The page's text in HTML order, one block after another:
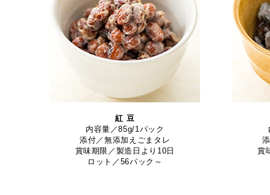
紅 豆
内容量／85g/1パック
添付／無添加えごまタレ
賞味期限／製造日より10日
ロット／56パック～
賞